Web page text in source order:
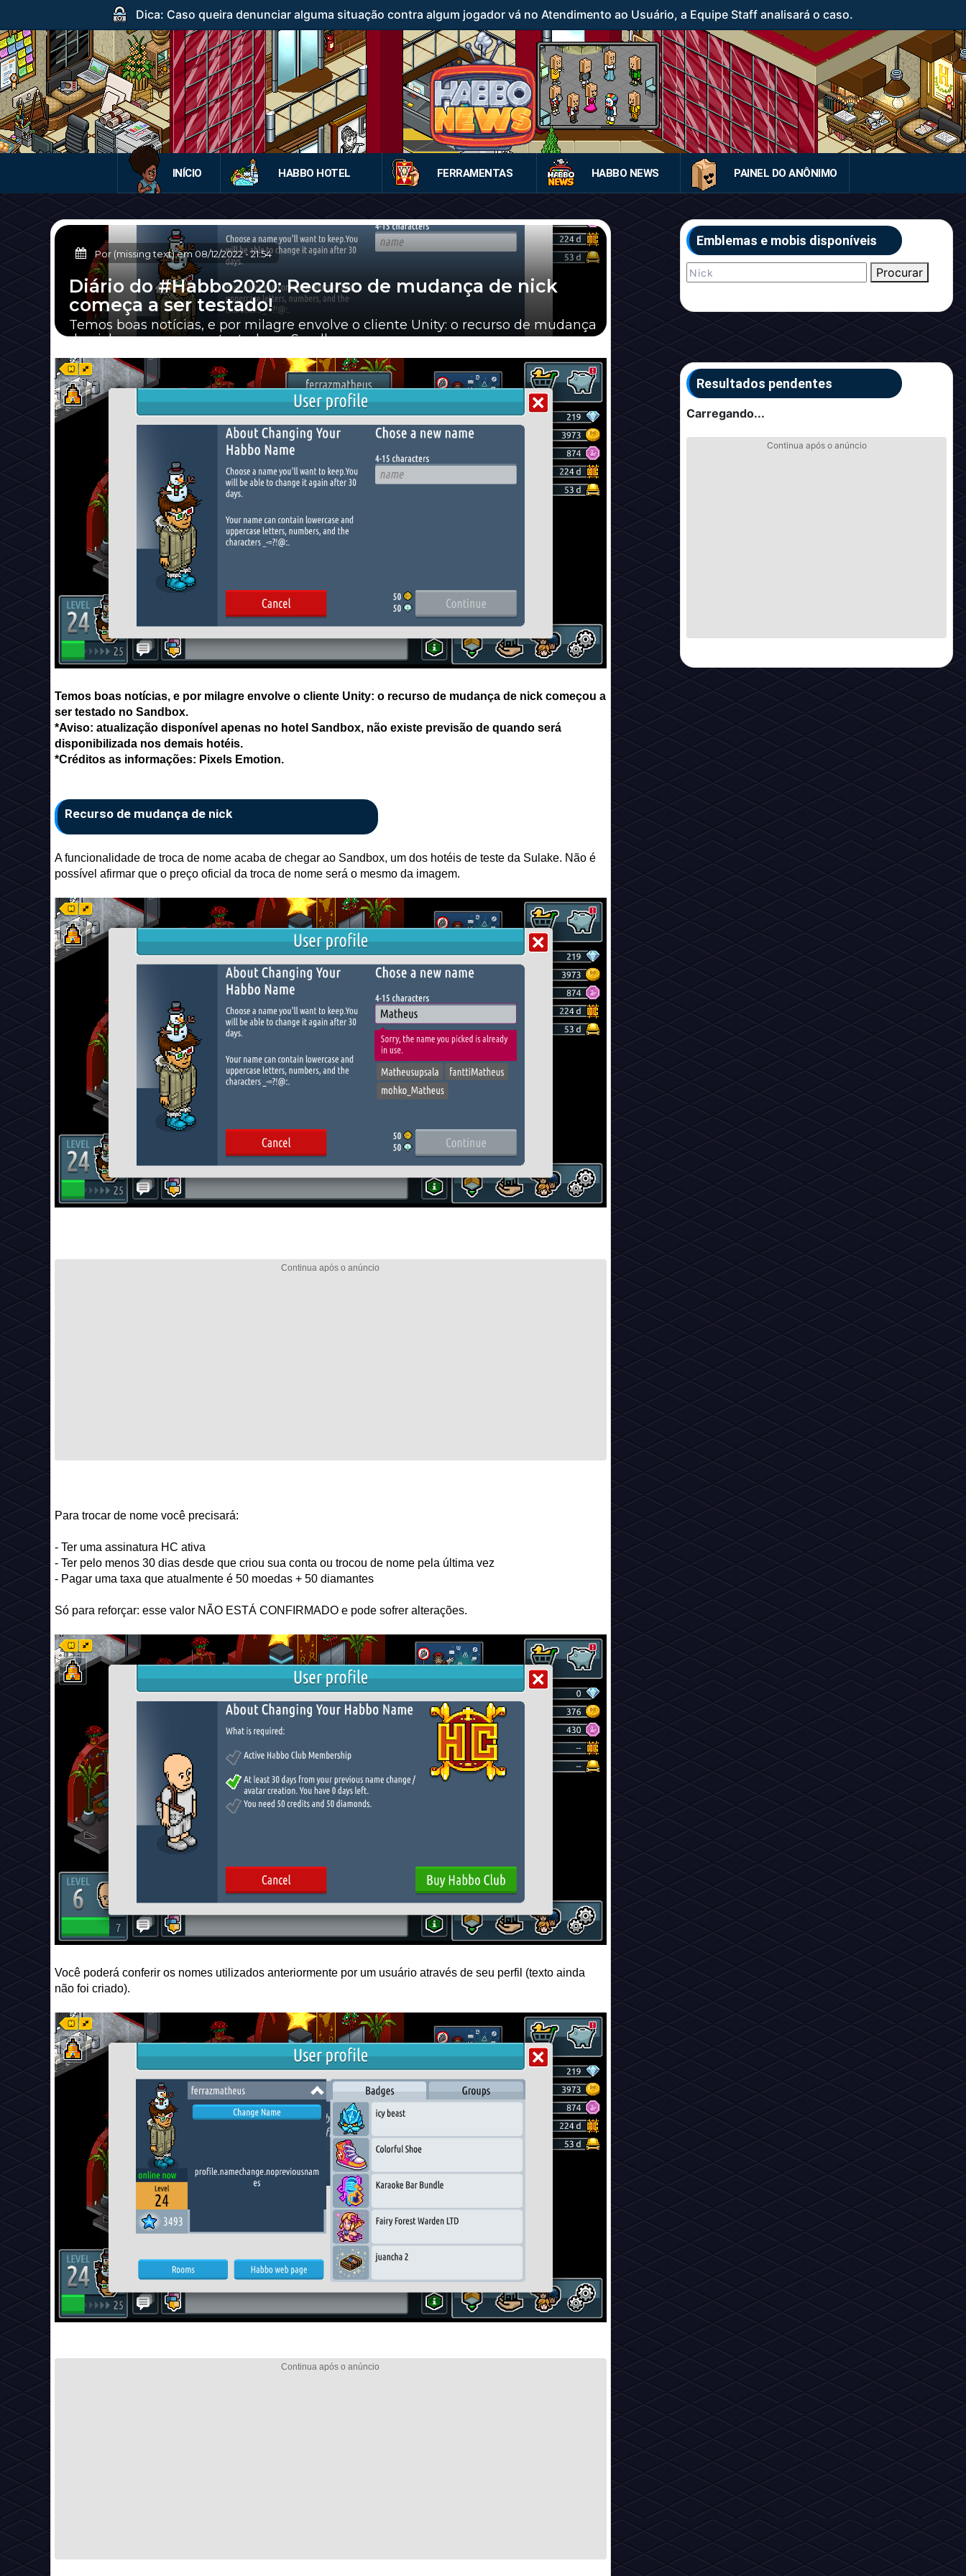
Dica: Caso queira denunciar alguma situação contra algum jogador vá no Atendimento ao Usuário, a Equipe Staff analisará o caso.
INÍCIO HABBO HOTEL FERRAMENTAS HABBO NEWS PAINEL DO ANÔNIMO
Por (missing text) em08/12/2022-21:54
Diário do #Habbo2020: Recurso de mudança de nick
começa a ser testado!
Temos boas notícias, e por milagre envolve o cliente Unity: o recurso de mudança
de nick começou a ser testado no Sandbox.
Temos boas notícias, e por milagre envolve o cliente Unity: o recurso de mudança de nick começou a
ser testado no Sandbox.
*Aviso: atualização disponível apenas no hotel Sandbox, não existe previsão de quando será
disponibilizada nos demais hotéis.
*Créditos as informações: Pixels Emotion.
Recurso de mudança de nick
A funcionalidade de troca de nome acaba de chegar ao Sandbox, um dos hotéis de teste da Sulake. Não é
possível afirmar que o preço oficial da troca de nome será o mesmo da imagem.
Para trocar de nome você precisará:
- Ter uma assinatura HC ativa
- Ter pelo menos 30 dias desde que criou sua conta ou trocou de nome pela última vez
- Pagar uma taxa que atualmente é 50 moedas + 50 diamantes
Só para reforçar: esse valor NÃO ESTÁ CONFIRMADO e pode sofrer alterações.
Você poderá conferir os nomes utilizados anteriormente por um usuário através de seu perfil (texto ainda
não foi criado).
Emblemas e mobis disponíveis
Procurar
Resultados pendentes
Carregando...